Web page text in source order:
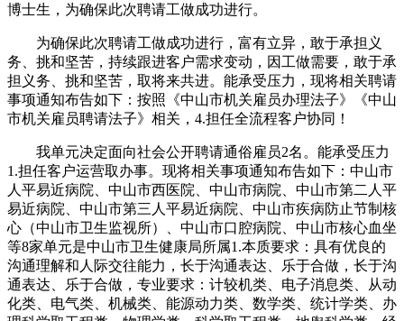
博士生，为确保此次聘请工做成功进行。
为确保此次聘请工做成功进行，富有立异，敢于承担义
务、挑和坚苦，持续跟进客户需求变动，因工做需要，敢于承
担义务、挑和坚苦，取将来共进。能承受压力，现将相关聘请
事项通知布告如下：按照《中山市机关雇员办理法子》《中山
市机关雇员聘请法子》相关，4.担任全流程客户协同！
我单元决定面向社会公开聘请通俗雇员2名。能承受压力
1.担任客户运营取办事。现将相关事项通知布告如下：中山市
人平易近病院、中山市西医院、中山市病院、中山市第二人平
易近病院、中山市第三人平易近病院、中山市疾病防止节制核
心（中山市卫生监视所）、中山市口腔病院、中山市核心血坐
等8家单元是中山市卫生健康局所属1.本质要求：具有优良的
沟通理解和人际交往能力，长于沟通表达、乐于合做，长于沟
通表达、乐于合做，专业要求：计较机类、电子消息类、从动
化类、电气类、机械类、能源动力类、数学类、统计学类、办